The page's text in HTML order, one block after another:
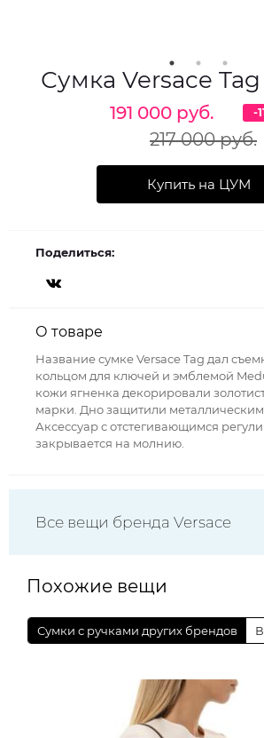
Сумка Versace
191 000 руб.
217 000 руб.
-
Купить на ЦУМ
Поделиться:
О товаре
Название сумке Versace Tag дал
кольцом для ключей и эмблемой
кожи ягненка декорировали
марки. Дно защитили
Аксессуар с отстегивающимся
закрывается на молнию.
Все вещи бренда Versace
Похожие вещи
Сумки с ручками других брендов